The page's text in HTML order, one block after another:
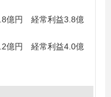
億円 経常利益3.8億
億円 経常利益4.0億